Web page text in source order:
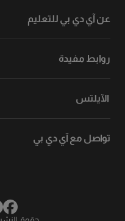
عن آي دي بي للتعليم
روابط مفيدة
الآيلتس
تواصل مع آي دي بي